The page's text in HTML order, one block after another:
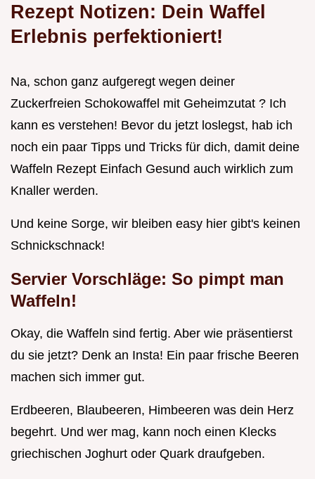
Rezept Notizen: Dein Waffel
Erlebnis perfektioniert!
Na, schon ganz aufgeregt wegen deiner
Zuckerfreien Schokowaffel mit Geheimzutat ? Ich
kann es verstehen! Bevor du jetzt loslegst, hab ich
noch ein paar Tipps und Tricks für dich, damit deine
Waffeln Rezept Einfach Gesund auch wirklich zum
Knaller werden.
Und keine Sorge, wir bleiben easy hier gibt's keinen
Schnickschnack!
Servier Vorschläge: So pimpt man
Waffeln!
Okay, die Waffeln sind fertig. Aber wie präsentierst
du sie jetzt? Denk an Insta! Ein paar frische Beeren
machen sich immer gut.
Erdbeeren, Blaubeeren, Himbeeren was dein Herz
begehrt. Und wer mag, kann noch einen Klecks
griechischen Joghurt oder Quark draufgeben.